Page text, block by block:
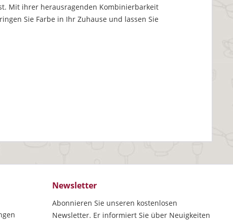
Mit ihrer herausragenden Kombinierbarkeit
Sie Farbe in Ihr Zuhause und lassen Sie
Newsletter
Abonnieren Sie unseren kostenlosen
Newsletter. Er informiert Sie über Neuigkeiten